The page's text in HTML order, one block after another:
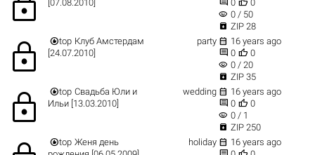
[07.08.2010]
0 0
visibility 0 / 50
 ZIP 28
lock top Клуб Амстердам
[24.07.2010]
party  16 years ago
 0  0
visibility 0 / 20
 ZIP 35
lock top Свадьба Юли и
Ильи [13.03.2010]
wedding  16 years ago
 0  0
visibility 0 / 1
 ZIP 250
top Женя день
holiday  16 years ago